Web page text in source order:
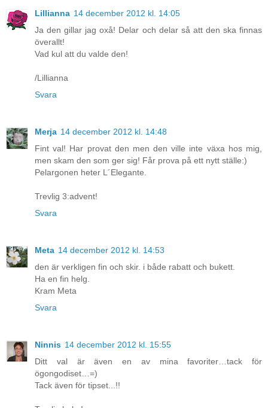
Lillianna 14 december 2012 kl. 14:05
Ja den gillar jag oxå! Delar och delar så att den ska finnas
överallt!
Vad kul att du valde den!
/Lillianna
Svara
Merja 14 december 2012 kl. 14:48
Fint val! Har provat den men den ville inte växa hos mig,
men skam den som ger sig! Får prova på ett nytt ställe:)
Pelargonen heter L´Elegante.
Trevlig 3:advent!
Svara
Meta 14 december 2012 kl. 14:53
den är verkligen fin och skir. i både rabatt och bukett.
Ha en fin helg.
Kram Meta
Svara
Ninnis 14 december 2012 kl. 15:55
Ditt val är även en av mina favoriter…tack för
ögongodiset…=)
Tack även för tipset...!!